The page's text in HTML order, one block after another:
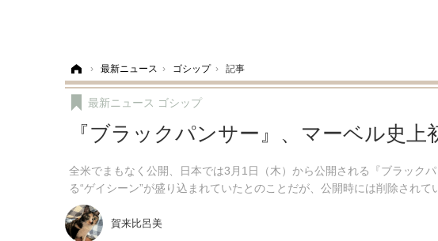
› 最新ニュース › ゴシップ › 記事
『ブラックパンサー』、マーベル史上
全米でまもなく公開、日本では3月1日（木）から公開される『ブラック
る“ゲイシーン”が盛り込まれていたとのことだが、公開時には削除されて
最新ニュース ゴシップ
賀来比呂美